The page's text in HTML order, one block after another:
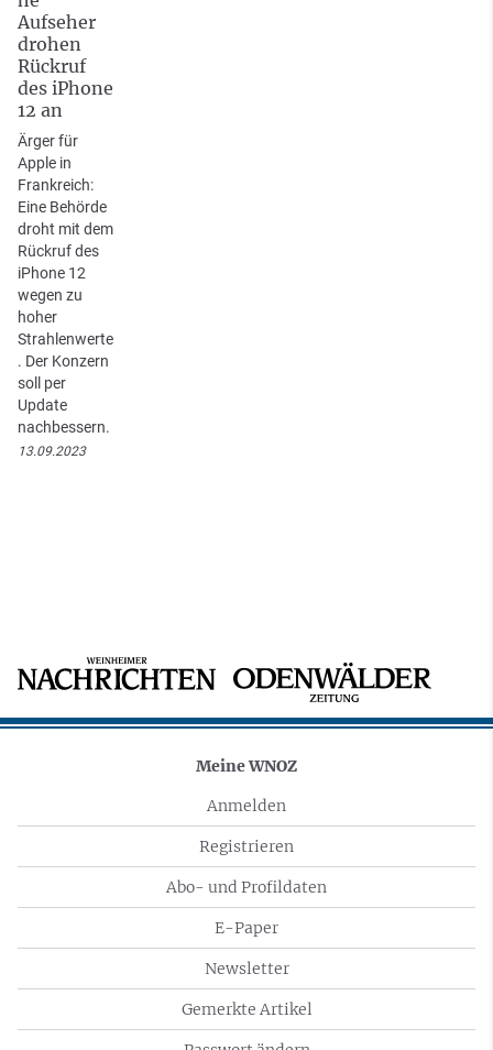
Aufseher
drohen
Rückruf
des iPhone
12 an
Ärger für
Apple in
Frankreich:
Eine Behörde
droht mit dem
Rückruf des
iPhone 12
wegen zu
hoher
Strahlenwerte
. Der Konzern
soll per
Update
nachbessern.
13.09.2023
Meine WNOZ
Anmelden
Registrieren
Abo- und Profildaten
E-Paper
Newsletter
Gemerkte Artikel